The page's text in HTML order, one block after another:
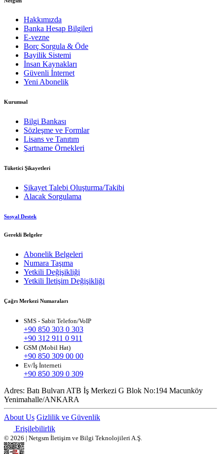
Hakkımızda
Banka Hesap Bilgileri
E-vezne
Borç Sorgula & Öde
Bayilik Sistemi
İnsan Kaynakları
Güvenli İnternet
Yeni Abonelik
Kurumsal
Bilgi Bankası
Sözleşme ve Formlar
Lisans ve Tanıtım
Şartname Örnekleri
Tüketici Şikayetleri
Şikayet Talebi Oluşturma/Takibi
Alacak Sorgulama
Sosyal Destek
Gerekli Belgeler
Abonelik Belgeleri
Numara Taşıma
Yetkili Değişikliği
Yetkili İletişim Değişikliği
Çağrı Merkezi Numaraları
SMS - Sabit Telefon/VoIP
+90 850 303 0 303
+90 312 911 0 911
GSM (Mobil Hat)
+90 850 309 00 00
Ev/İş İnterneti
+90 850 309 0 309
Adres: Batı Bulvarı ATB İş Merkezi G Blok No:194 Macunköy
Yenimahalle/ANKARA
About Us Gizlilik ve Güvenlik
Erişilebilirlik
© 2026 | Netgsm İletişim ve Bilgi Teknolojileri A.Ş.